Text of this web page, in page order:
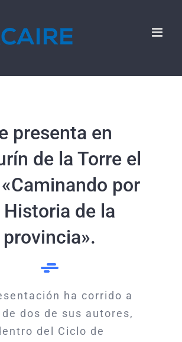
presenta en
de la Torre el
«Caminando por
Historia de la
provincia».
ha corrido a
dos de sus autores,
del Ciclo de